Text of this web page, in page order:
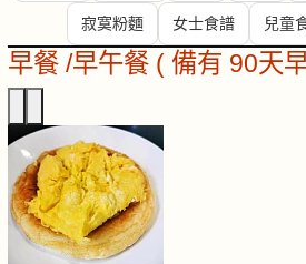
寂寞粉麵 女士食譜 兒童
早餐 /早午餐 ( 備有 90天